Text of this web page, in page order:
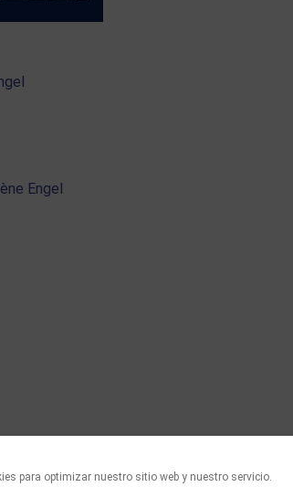
para optimizar nuestro sitio web y nuestro servicio.
Engel